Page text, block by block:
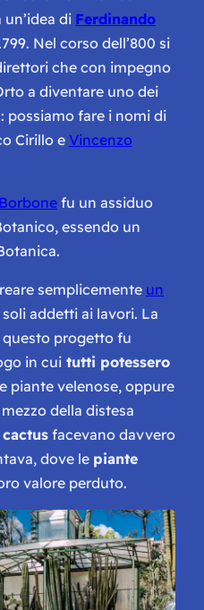
un’idea di Ferdinando
Nel corso dell’800 si
che con impegno
a diventare uno dei
possiamo fare i nomi di
Cirillo e Vincenzo
fu un assiduo
essendo un
semplicemente un
addetti ai lavori. La
progetto fu
in cui tutti potessero
piante velenose, oppure
della distesa
cactus facevano davvero
dove le piante
valore perduto.